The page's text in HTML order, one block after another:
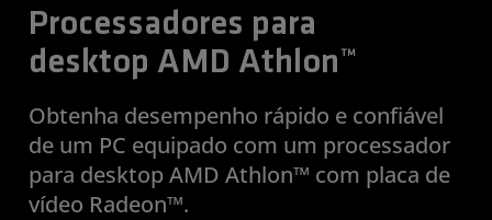
Processadores para
desktop AMD Athlon™
Obtenha desempenho rápido e confiável
de um PC equipado com um processador
para desktop AMD Athlon™ com placa de
vídeo Radeon™.